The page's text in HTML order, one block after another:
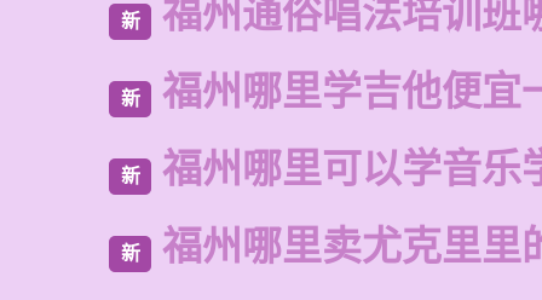
新 福州通俗唱法培训班
新 福州哪里学吉他便宜
新 福州哪里可以学音乐
新 福州哪里卖尤克里里